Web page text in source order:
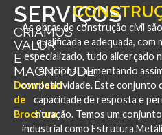
SERVIÇOS
CRIAMOS
VALOR
E
MAGNITUDE
Download
de
Brochura
As obras de construção civil
qualificada e adequada, com
especializado, tudo alicerçado
funcional, aumentando
competitividade. Este conjunto
capacidade de resposta e
situação. Temos um
industrial como Estrutura